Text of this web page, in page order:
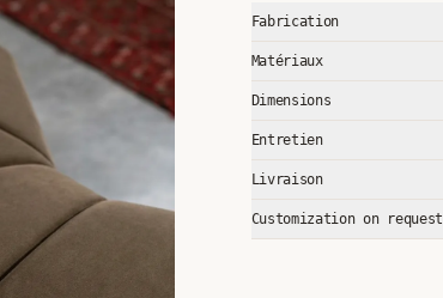
Fabrication
Matériaux
Dimensions
Entretien
Livraison
Customization on request